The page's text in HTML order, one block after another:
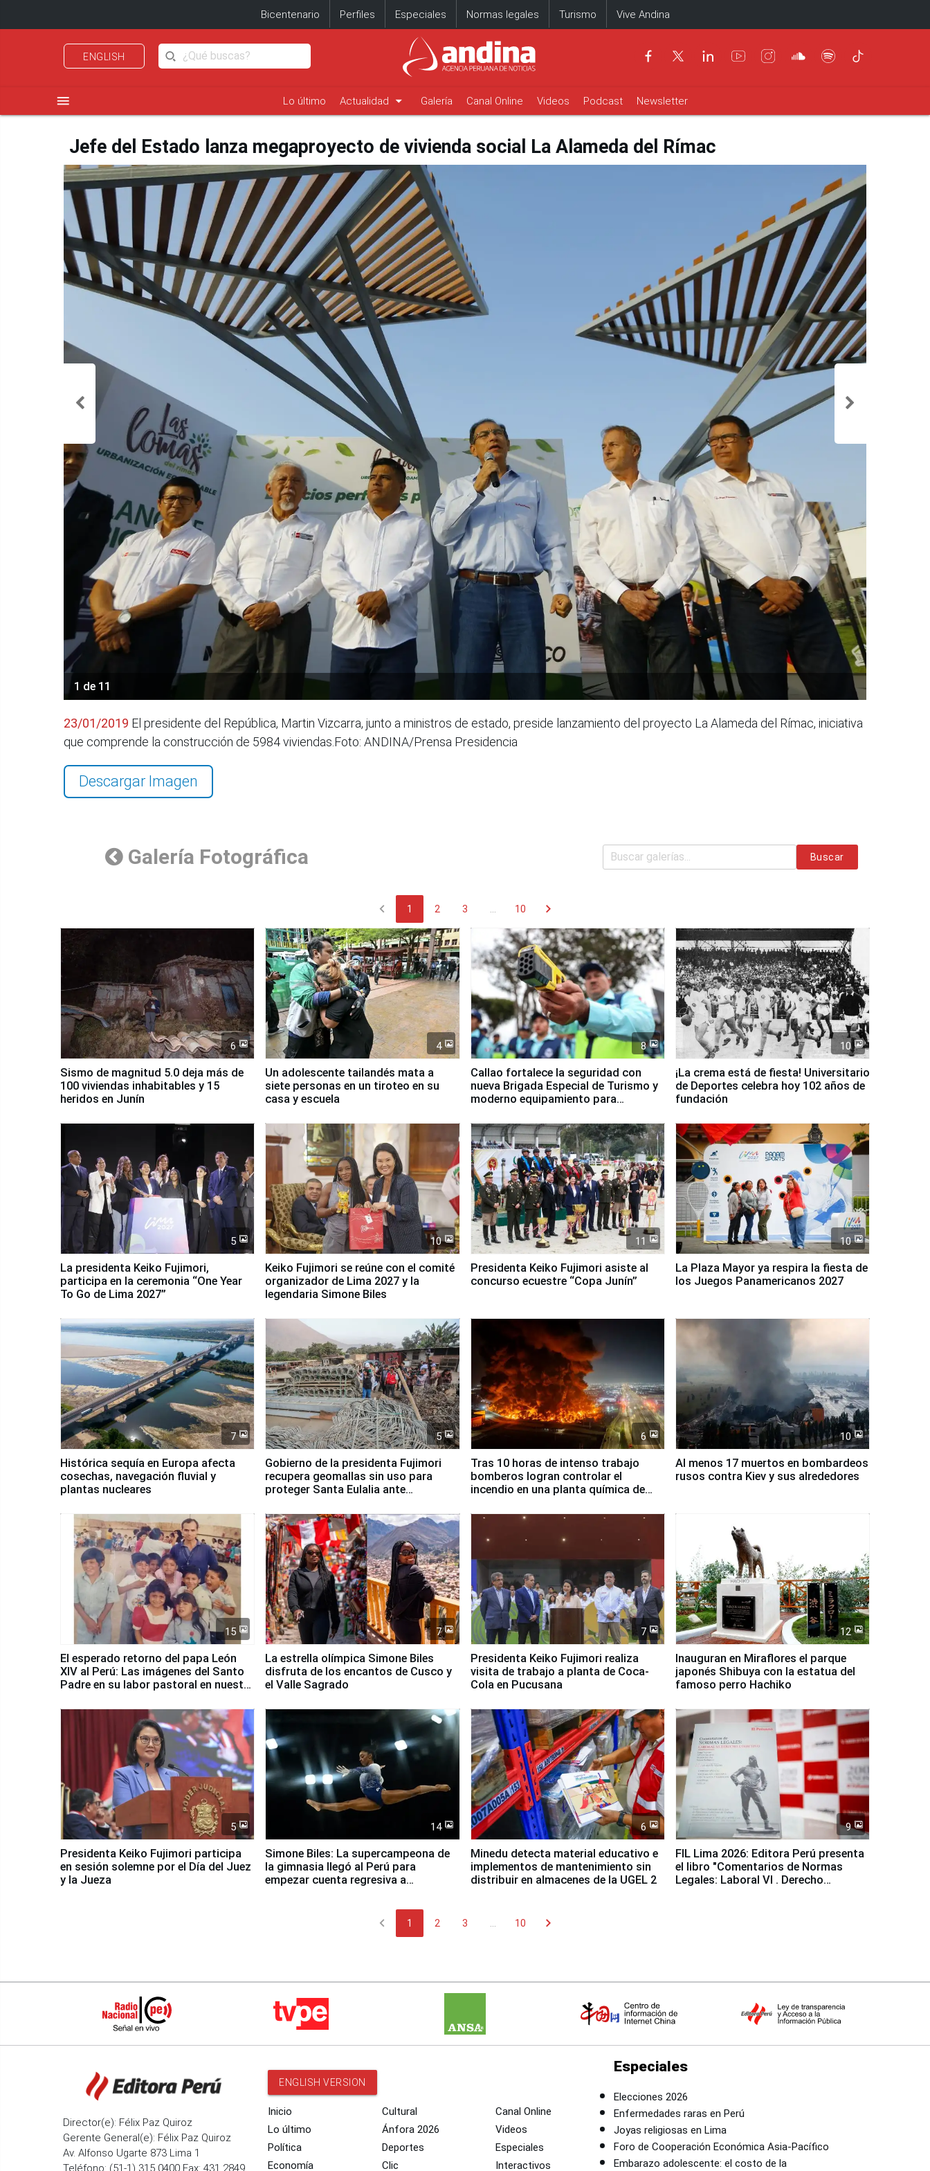
Bicentenario Perfiles Especiales Normas legales Turismo Vive Andina
ENGLISH
menu Lo último Actualidad arrow_drop_down Galería Canal Online Videos Podcast Newsletter
Jefe del Estado lanza megaproyecto de vivienda social La Alameda del Rímac
1 de 11
23/01/2019 El presidente del República, Martin Vizcarra, junto a ministros de estado, preside lanzamiento del proyecto La Alameda del Rímac, iniciativa
que comprende la construcción de 5984 viviendas.Foto: ANDINA/Prensa Presidencia
Descargar Imagen
Galería Fotográfica Buscar
chevron_left 1 2 3 10 chevron_right
6
Sismo de magnitud 5.0 deja más de
100 viviendas inhabitables y 15
heridos en Junín
4
Un adolescente tailandés mata a
siete personas en un tiroteo en su
casa y escuela
8
Callao fortalece la seguridad con
nueva Brigada Especial de Turismo y
moderno equipamiento para
10
¡La crema está de fiesta! Universitario
de Deportes celebra hoy 102 años de
fundación
5
La presidenta Keiko Fujimori,
participa en la ceremonia “One Year
To Go de Lima 2027”
10
Keiko Fujimori se reúne con el comité
organizador de Lima 2027 y la
legendaria Simone Biles
11
Presidenta Keiko Fujimori asiste al
concurso ecuestre “Copa Junín”
10
La Plaza Mayor ya respira la fiesta de
los Juegos Panamericanos 2027
7
Histórica sequía en Europa afecta
cosechas, navegación fluvial y
plantas nucleares
5
Gobierno de la presidenta Fujimori
recupera geomallas sin uso para
proteger Santa Eulalia ante
6
Tras 10 horas de intenso trabajo
bomberos logran controlar el
incendio en una planta química de
10
Al menos 17 muertos en bombardeos
rusos contra Kiev y sus alrededores
15
El esperado retorno del papa León
XIV al Perú: Las imágenes del Santo
Padre en su labor pastoral en nuestro
7
La estrella olímpica Simone Biles
disfruta de los encantos de Cusco y
el Valle Sagrado
7
Presidenta Keiko Fujimori realiza
visita de trabajo a planta de Coca-
Cola en Pucusana
12
Inauguran en Miraflores el parque
japonés Shibuya con la estatua del
famoso perro Hachiko
5
Presidenta Keiko Fujimori participa
en sesión solemne por el Día del Juez
y la Jueza
14
Simone Biles: La supercampeona de
la gimnasia llegó al Perú para
empezar cuenta regresiva a
6
Minedu detecta material educativo e
implementos de mantenimiento sin
distribuir en almacenes de la UGEL 2
9
FIL Lima 2026: Editora Perú presenta
el libro "Comentarios de Normas
Legales: Laboral Vl . Derecho
chevron_left 1 2 3 10 chevron_right
Director(e): Félix Paz Quiroz
Gerente General(e): Félix Paz Quiroz
Av. Alfonso Ugarte 873 Lima 1
Teléfono: (51-1) 315 0400 Fax: 431 2849
ENGLISH VERSION
Inicio
Lo último
Política
Economía
Cultural
Ánfora 2026
Deportes
Clic
Canal Online
Videos
Especiales
Interactivos
Especiales
Elecciones 2026
Enfermedades raras en Perú
Joyas religiosas en Lima
Foro de Cooperación Económica Asia-Pacífico
Embarazo adolescente: el costo de la